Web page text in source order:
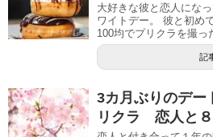
大好きな彼と恋人にな
ワイトデー。 彼と初め
100均でプリクラを撮っ
記
3カ月ぶりのデ
リクラ 恋人と